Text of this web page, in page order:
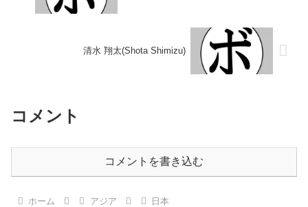
清水 翔太(Shota Shimizu)
コメント
コメントを書き込む
ホーム アジア 日本